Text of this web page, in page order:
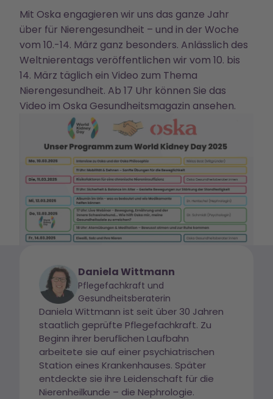
Mit Oska engagieren wir uns das ganze Jahr
über für Nierengesundheit – und in der Woche
vom 10.-14. März ganz besonders. Anlässlich des
Weltnierentags veröffentlichen wir vom 10. bis
14. März täglich ein Video zum Thema
Nierengesundheit. Ab 17 Uhr können Sie das
Video im Oska Gesundheitsmagazin ansehen.
Daniela Wittmann
Pflegefachkraft und
Gesundheitsberaterin
Daniela Wittmann ist seit über 30 Jahren
staatlich geprüfte Pflegefachkraft. Zu
Beginn ihrer beruflichen Laufbahn
arbeitete sie auf einer psychiatrischen
Station eines Krankenhauses. Später
entdeckte sie ihre Leidenschaft für die
Nierenheilkunde – die Nephrologie.